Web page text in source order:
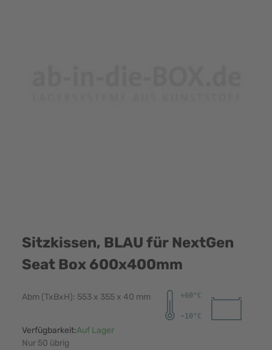
Sitzkissen, BLAU für NextGen
Seat Box 600x400mm
Abm (TxBxH): 553 x 355 x 40 mm
Verfügbarkeit:Auf Lager
Nur 50 übrig